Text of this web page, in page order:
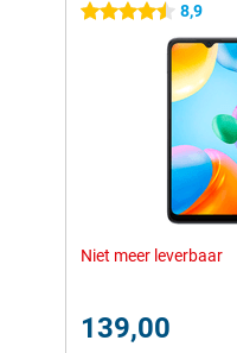
4.5 sterren 8,9
Niet meer leverbaar
139,00